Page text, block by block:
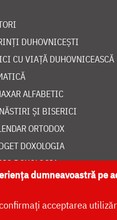
DUHOVNICEȘTI
CU VIAȚĂ DUHOVNICEASCĂ
ALFABETIC
ȘI BISERICI
ORTODOX
DOXOLOGIA
DOXOLOGIA
dumneavoastră pe
acceptarea